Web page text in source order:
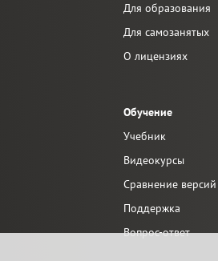
Для образования
Для самозанятых
О лицензиях
Обучение
Учебник
Видеокурсы
Сравнение версий
Поддержка
Вопрос-ответ